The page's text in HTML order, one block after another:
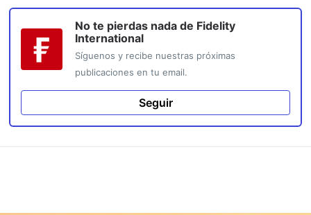
No te pierdas nada de Fidelity
International
Síguenos y recibe nuestras próximas
publicaciones en tu email.
Seguir